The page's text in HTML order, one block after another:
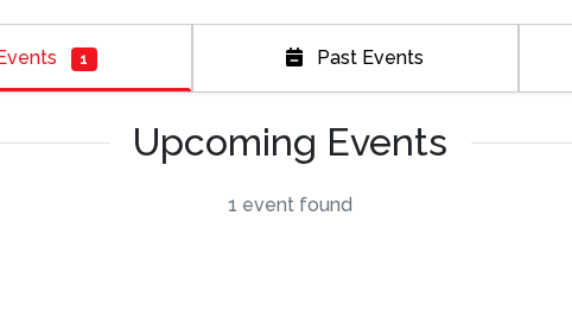
1 Past Events
Upcoming Events
1 event found